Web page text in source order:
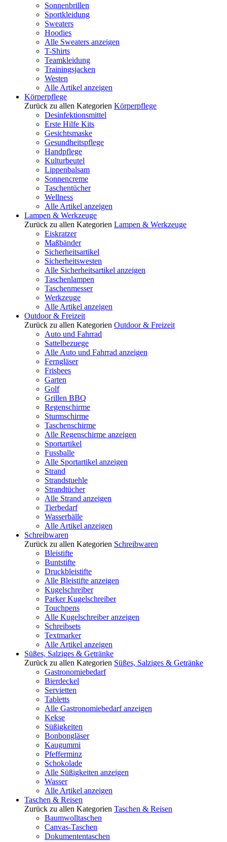
Sonnenbrillen
Sportkleidung
Sweaters
Hoodies
Alle Sweaters anzeigen
T-Shirts
Teamkleidung
Trainingsjacken
Westen
Alle Artikel anzeigen
Körperpflege
Zurück zu allen Kategorien Körperpflege
Desinfektionsmittel
Erste Hilfe Kits
Gesichtsmaske
Gesundheitspflege
Handpflege
Kulturbeutel
Lippenbalsam
Sonnencreme
Taschentücher
Wellness
Alle Artikel anzeigen
Lampen & Werkzeuge
Zurück zu allen Kategorien Lampen & Werkzeuge
Eiskratzer
Maßbänder
Sicherheitsartikel
Sicherheitswesten
Alle Sicherheitsartikel anzeigen
Taschenlampen
Taschenmesser
Werkzeuge
Alle Artikel anzeigen
Outdoor & Freizeit
Zurück zu allen Kategorien Outdoor & Freizeit
Auto und Fahrrad
Sattelbezuege
Alle Auto und Fahrrad anzeigen
Ferngläser
Frisbees
Garten
Golf
Grillen BBQ
Regenschirme
Sturmschirme
Taschenschirme
Alle Regenschirme anzeigen
Sportartikel
Fussballe
Alle Sportartikel anzeigen
Strand
Strandstuehle
Strandtücher
Alle Strand anzeigen
Tierbedarf
Wasserbälle
Alle Artikel anzeigen
Schreibwaren
Zurück zu allen Kategorien Schreibwaren
Bleistifte
Buntstifte
Druckbleistifte
Alle Bleistifte anzeigen
Kugelschreiber
Parker Kugelschreiber
Touchpens
Alle Kugelschreiber anzeigen
Schreibsets
Textmarker
Alle Artikel anzeigen
Süßes, Salziges & Getränke
Zurück zu allen Kategorien Süßes, Salziges & Getränke
Gastronomiebedarf
Bierdeckel
Servietten
Tabletts
Alle Gastronomiebedarf anzeigen
Kekse
Süßigkeiten
Bonbongläser
Kaugummi
Pfefferminz
Schokolade
Alle Süßigkeiten anzeigen
Wasser
Alle Artikel anzeigen
Taschen & Reisen
Zurück zu allen Kategorien Taschen & Reisen
Baumwolltaschen
Canvas-Taschen
Dokumententaschen